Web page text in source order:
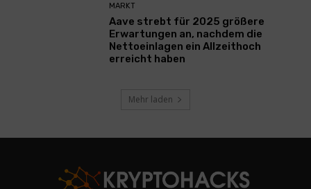
MARKT
Aave strebt für 2025 größere
Erwartungen an, nachdem die
Nettoeinlagen ein Allzeithoch
erreicht haben
Mehr laden